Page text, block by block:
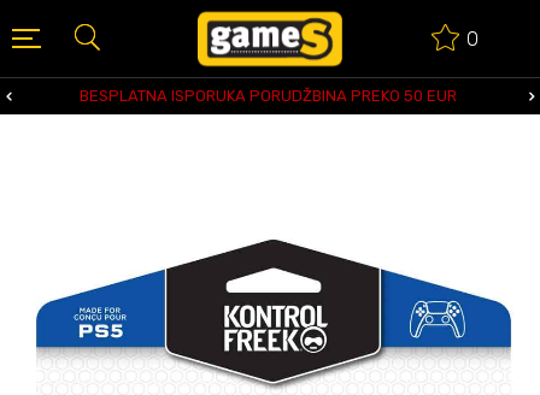
0
BESPLATNA ISPORUKA PORUDŽBINA PREKO 50 EUR